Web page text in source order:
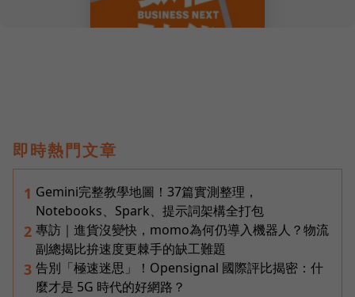
即時熱門文章
1 Gemini完整教學地圖！37篇實測整理，
Notebooks、Spark、提示詞架構全打包
2 專訪｜進貨沒變快，momo為何仍導入機器人？物流
副總揭比拚速度更棘手的缺工難題
3 告別「極速迷思」！Opensignal 國際評比揭密：什
麼才是 5G 時代的好網路？